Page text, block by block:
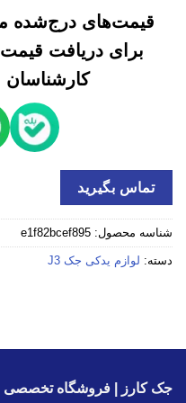
قیمت‌های درج‌شده
برای دریافت
کارشناسان
تماس بگیرید
شناسه محصول: e1f82bcef895
دسته: لوازم یدکی جک J3
جک کارز | فروشگاه تخصصی